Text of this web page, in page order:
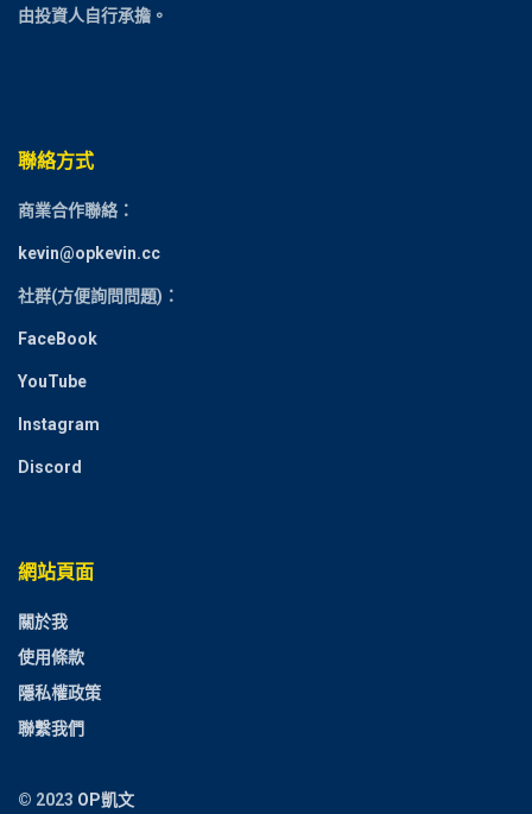
由投資人自行承擔。
聯絡方式
商業合作聯絡：
kevin@opkevin.cc
社群(方便詢問問題)：
FaceBook
YouTube
Instagram
Discord
網站頁面
關於我
使用條款
隱私權政策
聯繫我們
© 2023 OP凱文